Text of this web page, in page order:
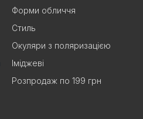
Форми обличчя
Стиль
Окуляри з поляризацією
Іміджеві
Розпродаж по 199 грн